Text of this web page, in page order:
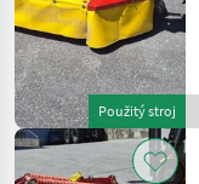
Použitý stroj